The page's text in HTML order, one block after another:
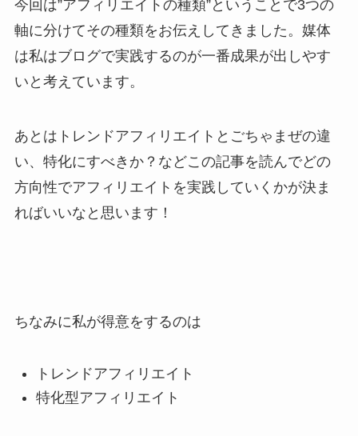
今回は”アフィリエイトの種類”ということで3つの
軸に分けてその種類をお伝えしてきました。媒体
は私はブログで実践するのが一番成果が出しやす
いと考えています。
あとはトレンドアフィリエイトとごちゃまぜの違
い、特化にすべきか？などこの記事を読んでどの
方向性でアフィリエイトを実践していくかが決ま
ればいいなと思います！
ちなみに私が得意をするのは
トレンドアフィリエイト
特化型アフィリエイト